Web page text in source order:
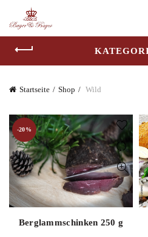
Startseite Shop Wild
-20%
Berglammschinken 250 g